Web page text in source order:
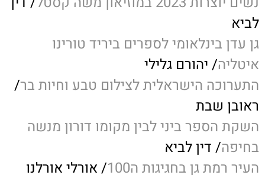
לביא
גן עדן בינלאומי לספרים ביריד טורינו
איטליה/ יהורם גלילי
התערוכה הישראלית לצילום טבע וחיות בר/
ראובן שבת
השקת הספר ביני לבין מקומו דורון מנשה
בחיפה/ דין לביא
העיר רמת גן בחגיגות ה100
/ אורלי אורלנו